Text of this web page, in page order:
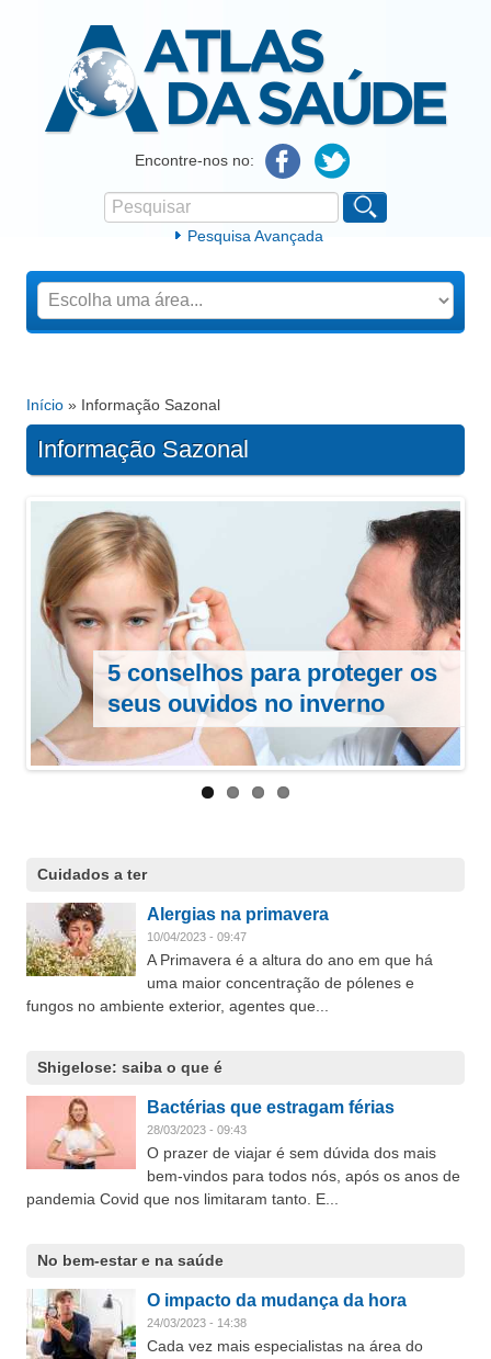
Atlas da SaúdeEncontre-nos no:
Formulário de procura
Pesquisar
Pesquisa Avançada
Está aqui
Início » Informação Sazonal
Informação Sazonal
5 conselhos para proteger os
seus ouvidos no inverno
Frio agrava sintomas de
dermatite atópica
Gripes e constipações?
Afaste-as com a alimentação
adequada
A Vitamina D contribui para a
redução do número de
infeções respiratórias agudas
Cuidados a ter
Alergias na primavera
10/04/2023 - 09:47
A Primavera é a altura do ano em que há
uma maior concentração de pólenes e
fungos no ambiente exterior, agentes que...
Shigelose: saiba o que é
Bactérias que estragam férias
28/03/2023 - 09:43
O prazer de viajar é sem dúvida dos mais
bem-vindos para todos nós, após os anos de
pandemia Covid que nos limitaram tanto. E...
No bem-estar e na saúde
O impacto da mudança da hora
24/03/2023 - 14:38
Cada vez mais especialistas na área do